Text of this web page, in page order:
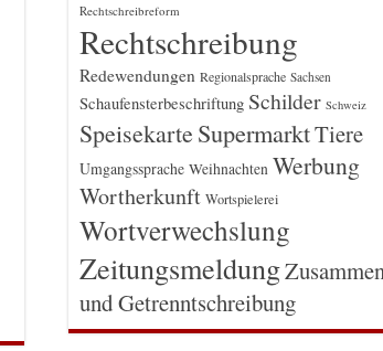
Rechtschreibreform
Rechtschreibung
Redewendungen Regionalsprache Sachsen
Schaufensterbeschriftung Schilder Schweiz
Speisekarte SupermarktTiere
Umgangssprache Weihnachten Werbung
Wortherkunft Wortspielerei
Wortverwechslung
Zeitungsmeldung
und Getrenntschreibung